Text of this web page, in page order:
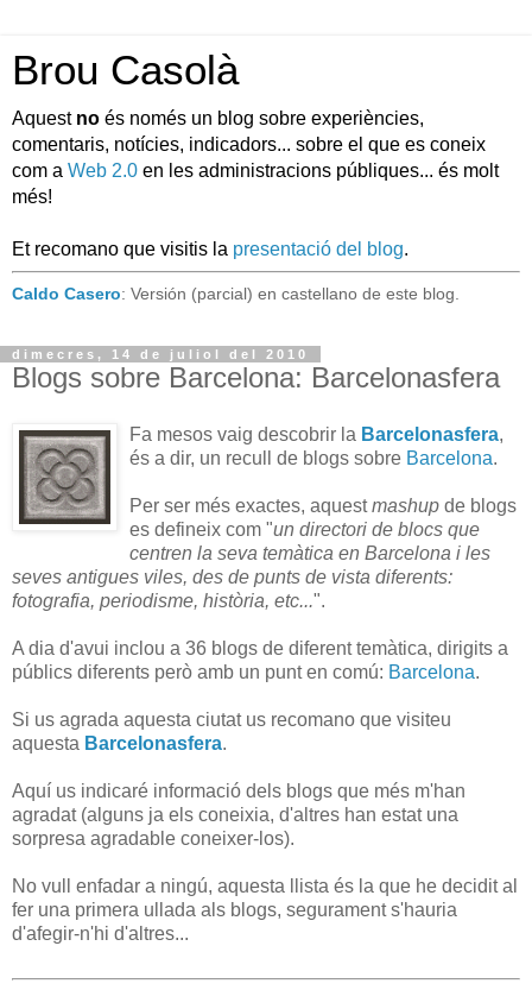
Brou Casolà
Aquest no és només un blog sobre experiències,
comentaris, notícies, indicadors... sobre el que es coneix
com a Web 2.0 en les administracions públiques... és molt
més!
Et recomano que visitis la presentació del blog.
Caldo Casero: Versión (parcial) en castellano de este blog.
dimecres, 14 de juliol del 2010
Blogs sobre Barcelona: Barcelonasfera
Fa mesos vaig descobrir la Barcelonasfera,
és a dir, un recull de blogs sobre Barcelona.
Per ser més exactes, aquestmashup de blogs
es defineix com "un directori de blocs que
centren la seva temàtica en Barcelona i les
seves antigues viles, des de punts de vista diferents:
fotografia, periodisme, història, etc...".
A dia d'avui inclou a 36 blogs de diferent temàtica, dirigits a
públics diferents però amb un punt en comú: Barcelona.
Si us agrada aquesta ciutat us recomano que visiteu
aquesta Barcelonasfera.
Aquí us indicaré informació dels blogs que més m'han
agradat (alguns ja els coneixia, d'altres han estat una
sorpresa agradable coneixer-los).
No vull enfadar a ningú, aquesta llista és la que he decidit al
fer una primera ullada als blogs, segurament s'hauria
d'afegir-n'hi d'altres...